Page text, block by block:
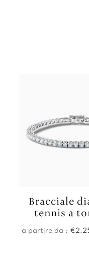
Bracciale
tennis a
a partire da : €